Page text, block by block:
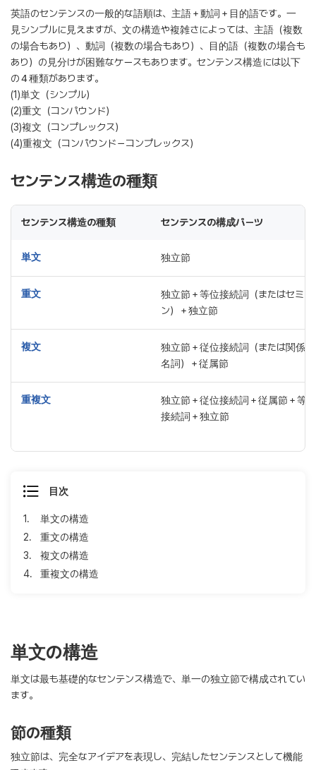
英語のセンテンスの一般的な語順は、主語＋動詞＋目的語です。一
見シンプルに見えますが、文の構造や複雑さによっては、主語（複数
の場合もあり）、動詞（複数の場合もあり）、目的語（複数の場合も
あり）の見分けが困難なケースもあります。センテンス構造には以下
の４種類があります。
(1)単文（シンプル）
(2)重文（コンパウンド）
(3)複文（コンプレックス）
(4)重複文（コンパウンド－コンプレックス）
センテンス構造の種類
センテンス構造の種類 センテンスの構成パーツ
単文 独立節
重文
独立節＋等位接続詞（またはセミコ
ン）＋独立節
複文
独立節＋従位接続詞（または関係代
名詞）＋従属節
重複文
独立節＋従位接続詞＋従属節＋等位
接続詞＋独立節
目次
1.
単文の構造
2.
重文の構造
3.
複文の構造
4.
重複文の構造
単文の構造
単文は最も基礎的なセンテンス構造で、単一の独立節で構成されてい
ます。
節の種類
独立節は、完全なアイデアを表現し、完結したセンテンスとして機能